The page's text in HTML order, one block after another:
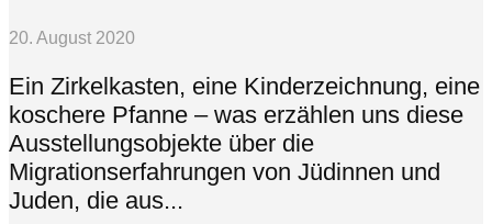
20. August 2020
Ein Zirkelkasten, eine Kinderzeichnung, eine
koschere Pfanne – was erzählen uns diese
Ausstellungsobjekte über die
Migrationserfahrungen von Jüdinnen und
Juden, die aus...